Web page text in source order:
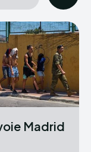
Madrid